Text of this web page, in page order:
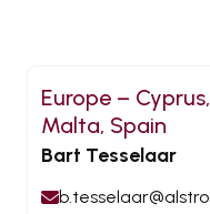
Europe –
Malta, Spain
Bart Tesselaar